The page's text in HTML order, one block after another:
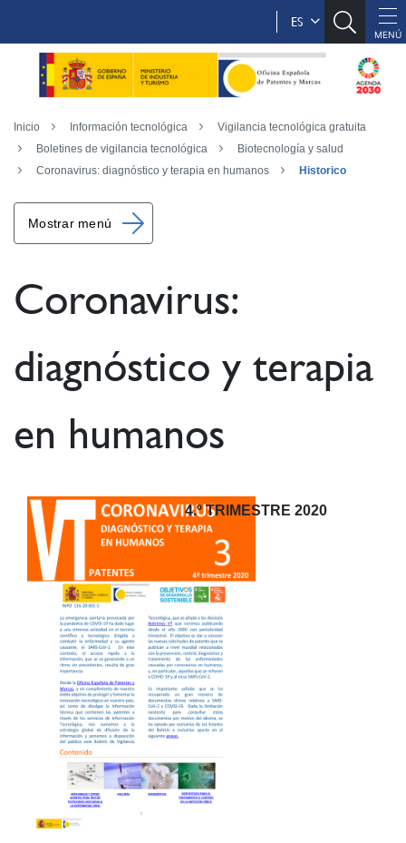
ES
Inicio Información tecnológica
Vigilancia tecnológica gratuita
Boletines de vigilancia tecnológica
Biotecnología y salud
Coronavirus: diagnóstico y terapia en humanos
Historico
Mostrar menú
Coronavirus:
diagnóstico y terapia
en humanos
4.º TRIMESTRE 2020